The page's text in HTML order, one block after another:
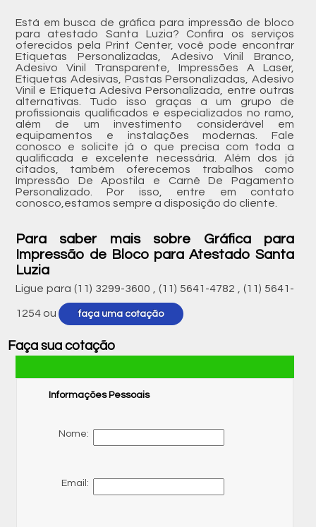
Está em busca de gráfica para impressão de bloco
para atestado Santa Luzia? Confira os serviços
oferecidos pela Print Center, você pode encontrar
Etiquetas Personalizadas, Adesivo Vinil Branco,
Adesivo Vinil Transparente, Impressões A Laser,
Etiquetas Adesivas, Pastas Personalizadas, Adesivo
Vinil e Etiqueta Adesiva Personalizada, entre outras
alternativas. Tudo isso graças a um grupo de
profissionais qualificados e especializados no ramo,
além de um investimento considerável em
equipamentos e instalações modernas. Fale
conosco e solicite já o que precisa com toda a
qualificada e excelente necessária. Além dos já
citados, também oferecemos trabalhos como
Impressão De Apostila e Carnê De Pagamento
Personalizado. Por isso, entre em contato
conosco,estamos sempre a disposição do cliente.
Para saber mais sobre Gráfica para
Impressão de Bloco para Atestado Santa
Luzia
Ligue para (11) 3299-3600 ,(11) 5641-4782 ,(11) 5641-
1254 ou faça uma cotação
Faça sua cotação
Informações Pessoais
Nome:
Email: